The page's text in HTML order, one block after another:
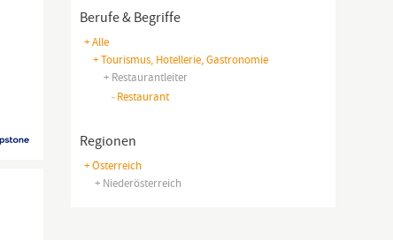
Berufe & Begriffe
+ Alle
+ Tourismus, Hotellerie, Gastronomie
+ Restaurantleiter
-Restaurant
Regionen
+ Österreich
+ Niederösterreich